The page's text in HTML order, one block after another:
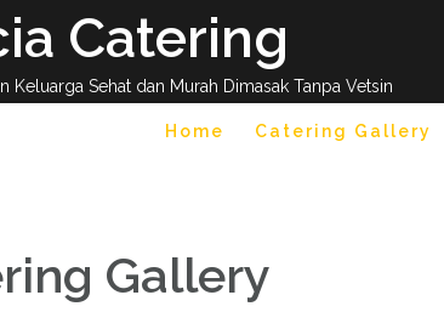
Catering
Keluarga Sehat dan Murah Dimasak Tanpa Vetsin
Home Catering Gallery
Gallery